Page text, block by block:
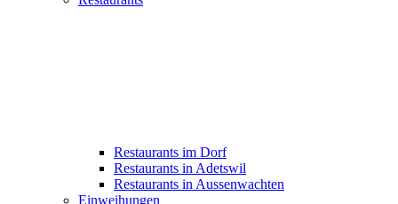
Restaurants im Dorf
Restaurants in Adetswil
Restaurants in Aussenwachten
Einweihungen